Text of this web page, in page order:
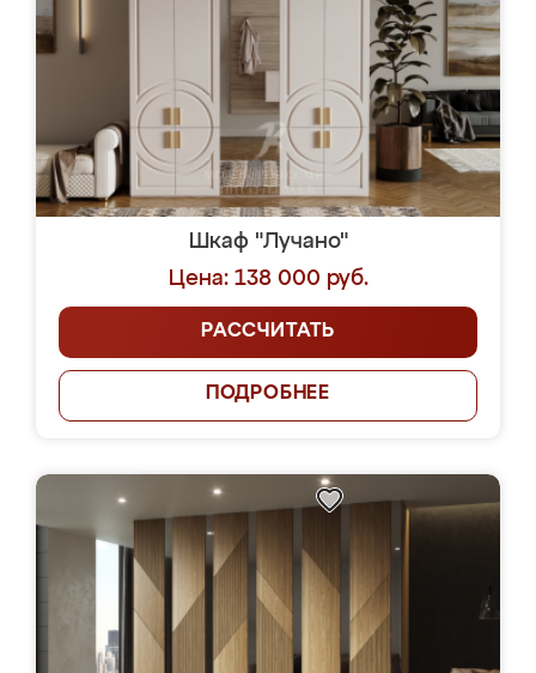
Шкаф "Лучано"
Цена: 138 000 руб.
РАССЧИТАТЬ
ПОДРОБНЕЕ